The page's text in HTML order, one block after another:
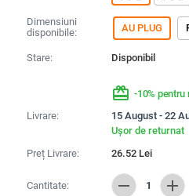
Dimensiuni
disponibile:
AU PLUG
Stare: Disponibil
redeem -10% pentru
Livrare:
15 August - 22
Ușor de returnat
Preț Livrare:
26.52Lei
Cantitate: remove 1 add